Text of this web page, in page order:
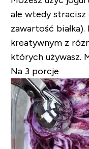
ale wtedy stracisz
zawartość
kreatywnym z
których używasz.
Na 3 porcje